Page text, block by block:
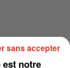
est notre
sans accepter